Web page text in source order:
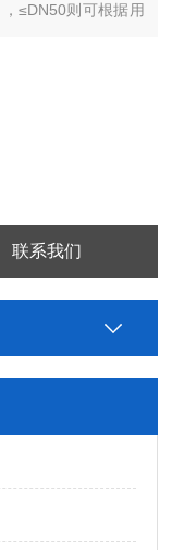
≤DN50则可根据用
联系我们